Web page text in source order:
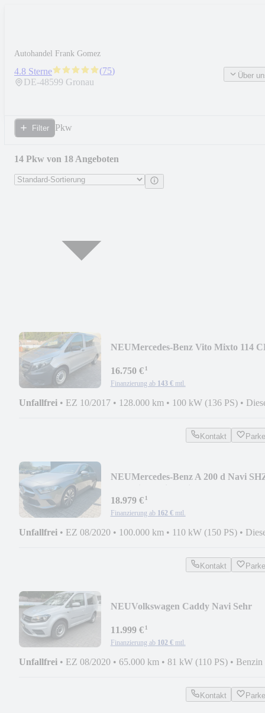
Autohandel Frank Gomez
4.8 Sterne (75)
DE-48599 Gronau
Über
Filter Pkw
14 Pkw von 18 Angeboten
NEUMercedes-Benz Vito Mixto 114
16.750 €¹
Finanzierung ab 143 € mtl.
Unfallfrei • EZ 10/2017 • 128.000 km • 100 kW (136 PS) •
Kontakt
NEUMercedes-Benz A 200 d Navi
18.979 €¹
Finanzierung ab 162 € mtl.
Unfallfrei • EZ 08/2020 • 100.000 km • 110 kW (150 PS) •
Kontakt
NEUVolkswagen Caddy Navi Sehr
11.999 €¹
Finanzierung ab 102 € mtl.
Unfallfrei • EZ 08/2020 • 65.000 km • 81 kW (110 PS) • Benzin
Kontakt